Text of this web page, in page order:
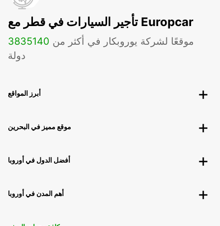
تأجير السيارات في قطر مع Europcar
3835 موقعًا لشركة يوروبكار في أكثر من 140
دولة
أبرز المواقع
موقع مميز في البحرين
أفضل الدول في أوروبا
أهم المدن في أوروبا